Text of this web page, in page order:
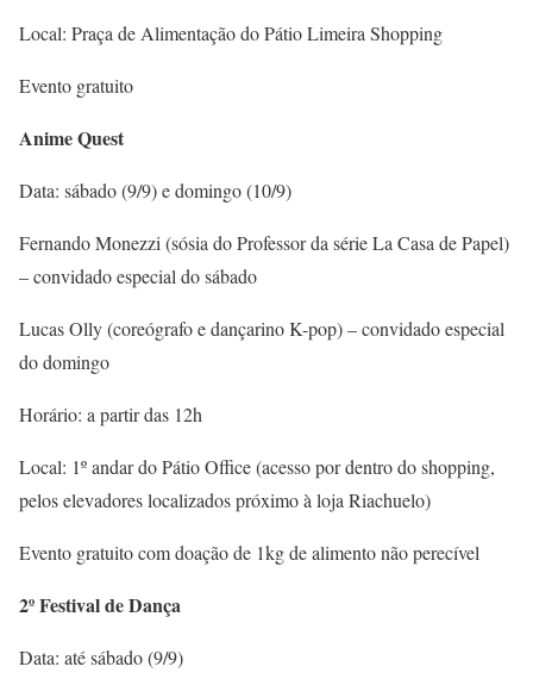
Local: Praça de Alimentação do Pátio Limeira Shopping
Evento gratuito
Anime Quest
Data: sábado (9/9) e domingo (10/9)
Fernando Monezzi (sósia do Professor da série La Casa de Papel)
– convidado especial do sábado
Lucas Olly (coreógrafo e dançarino K-pop) – convidado especial
do domingo
Horário: a partir das 12h
Local: 1º andar do Pátio Office (acesso por dentro do shopping,
pelos elevadores localizados próximo à loja Riachuelo)
Evento gratuito com doação de 1kg de alimento não perecível
2º Festival de Dança
Data: até sábado (9/9)